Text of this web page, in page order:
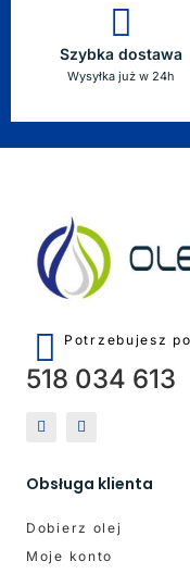
Szybka dostawa
Wysyłka już w 24h
Potrzebujesz
518 034 613
Obsługa klienta
Dobierz olej
Moje konto